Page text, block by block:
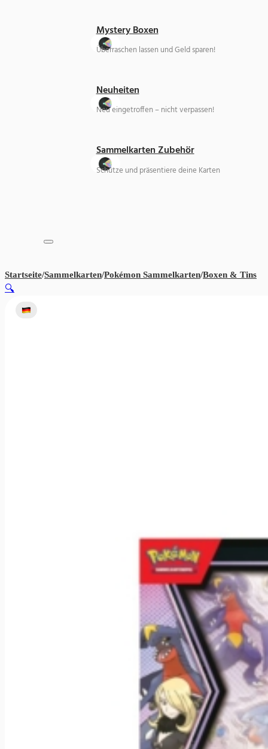
Mystery Boxen
Überraschen lassen und Geld sparen!
Neuheiten
Neu eingetroffen – nicht verpassen!
Sammelkarten Zubehör
Schütze und präsentiere deine Karten
Startseite/Sammelkarten/Pokémon Sammelkarten/Boxen & Tins
🔍